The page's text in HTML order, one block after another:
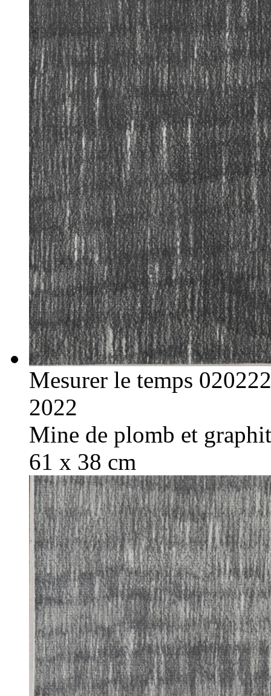
Mesurer le temps 020222
2022
Mine de plomb et
61 x 38 cm